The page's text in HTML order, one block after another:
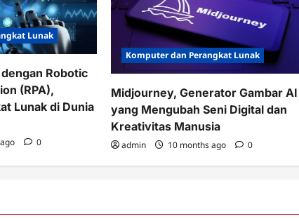
Lunak
Robotic
(RPA),
Lunak di Dunia
0
Komputer dan Perangkat Lunak
Midjourney, Generator Gambar AI
yang Mengubah Seni Digital dan
Kreativitas Manusia
admin 10 months ago 0